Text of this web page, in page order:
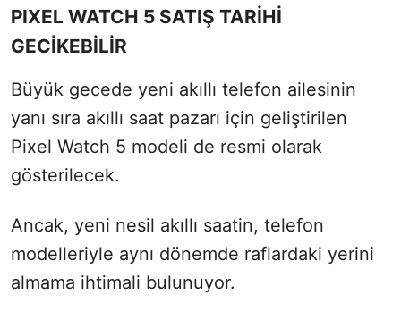
PIXEL WATCH 5 SATIŞ TARİHİ
GECİKEBİLİR
Büyük gecede yeni akıllı telefon ailesinin
yanı sıra akıllı saat pazarı için geliştirilen
Pixel Watch 5 modeli de resmi olarak
gösterilecek.
Ancak, yeni nesil akıllı saatin, telefon
modelleriyle aynı dönemde raflardaki yerini
almama ihtimali bulunuyor.